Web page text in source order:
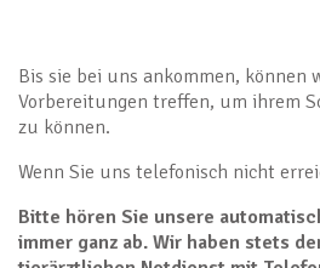
Bis sie bei uns ankommen, können
Vorbereitungen treffen, um ihrem
zu können.
Wenn Sie uns telefonisch nicht
Bitte hören Sie unsere
immer ganz ab. Wir haben stets